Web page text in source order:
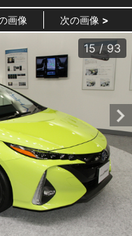
画像 次の画像
15 / 93